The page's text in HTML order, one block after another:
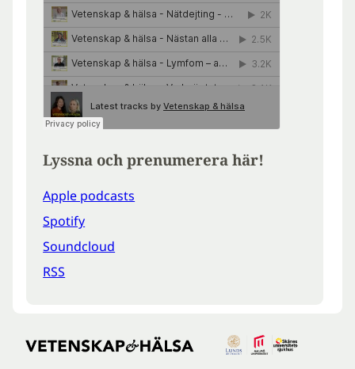
Lyssna och prenumerera här!
Apple podcasts
Spotify
Soundcloud
RSS